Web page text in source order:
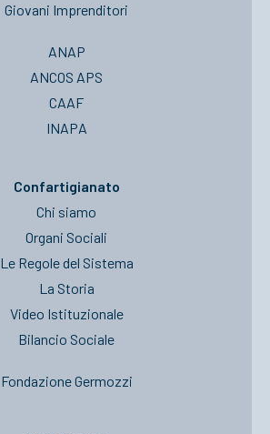
Giovani Imprenditori
ANAP
ANCOS APS
CAAF
INAPA
Confartigianato
Chi siamo
Organi Sociali
Le Regole del Sistema
La Storia
Video Istituzionale
Bilancio Sociale
Fondazione Germozzi